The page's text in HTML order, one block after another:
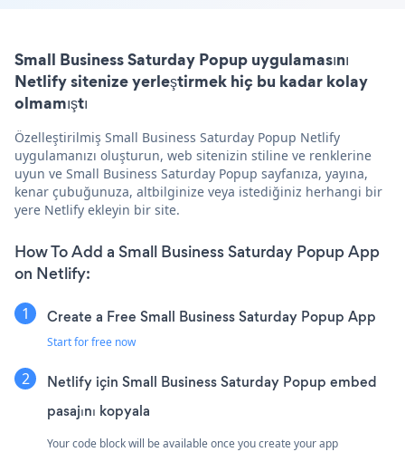
Small Business Saturday Popup uygulamasını
Netlify sitenize yerleştirmek hiç bu kadar kolay
olmamıştı
Özelleştirilmiş Small Business Saturday Popup Netlify
uygulamanızı oluşturun, web sitenizin stiline ve renklerine
uyun ve Small Business Saturday Popup sayfanıza, yayına,
kenar çubuğunuza, altbilginize veya istediğiniz herhangi bir
yere Netlify ekleyin bir site.
How To Add a Small Business Saturday Popup App
on Netlify:
Create a Free Small Business Saturday Popup App
Start for free now
Netlify için Small Business Saturday Popup embed
pasajını kopyala
Your code block will be available once you create your app